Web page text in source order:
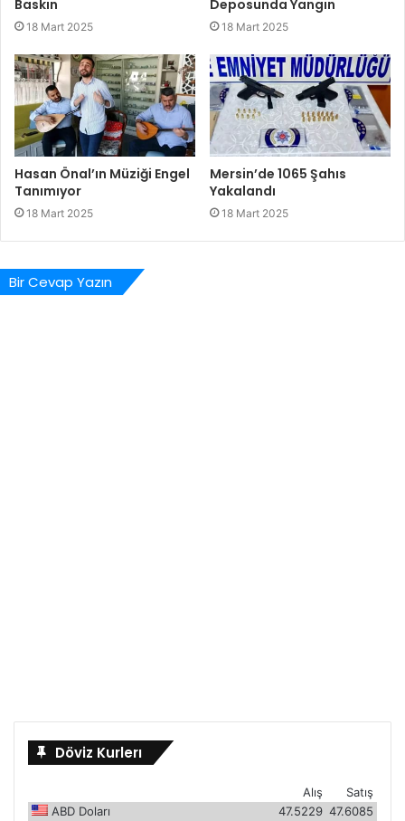
Baskın
18 Mart 2025
Deposunda Yangın
18 Mart 2025
Hasan Önal’ın Müziği Engel
Tanımıyor
18 Mart 2025
Mersin’de 1065 Şahıs
Yakalandı
18 Mart 2025
Bir Cevap Yazın
Döviz Kurlerı
Satış
Alış
ABD Doları
47.6085
47.5229